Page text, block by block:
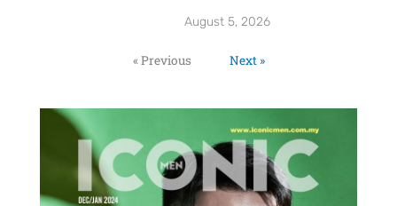
August 5, 2026
« Previous Next »